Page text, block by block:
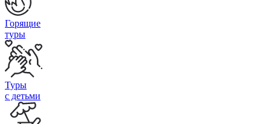
Горящие
туры
Туры
с детьми